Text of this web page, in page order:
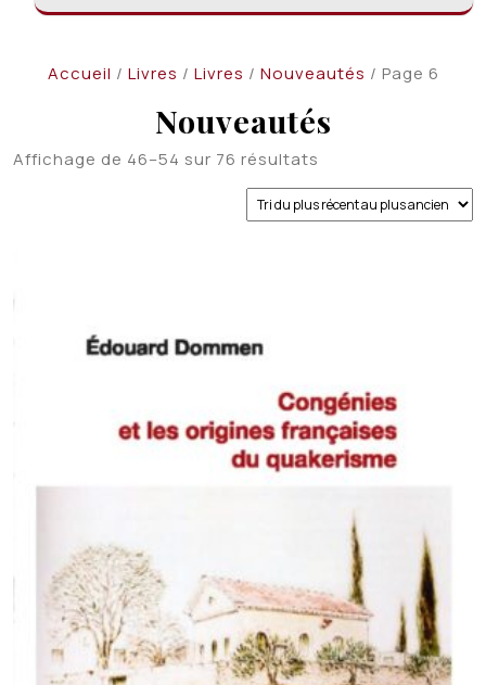
Accueil / Livres / Livres / Nouveautés / Page 6
Nouveautés
Affichage de 46–54 sur 76 résultats
plus